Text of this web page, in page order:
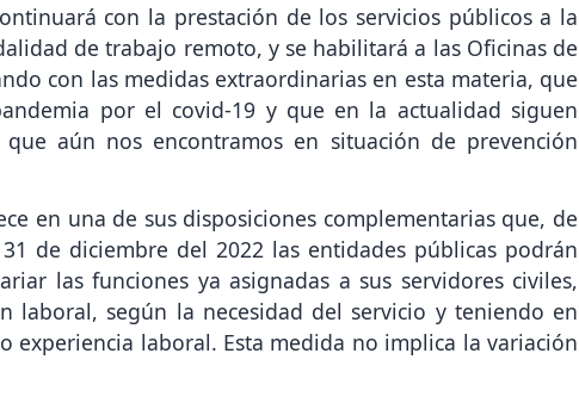
con la prestación de los servicios públicos a la
de trabajo remoto, y se habilitará a las Oficinas de
con las medidas extraordinarias en esta materia, que
por el covid-19 y que en la actualidad siguen
aún nos encontramos en situación de prevención
en una de sus disposiciones complementarias que, de
de diciembre del 2022 las entidades públicas podrán
las funciones ya asignadas a sus servidores civiles,
laboral, según la necesidad del servicio y teniendo en
experiencia laboral. Esta medida no implica la variación